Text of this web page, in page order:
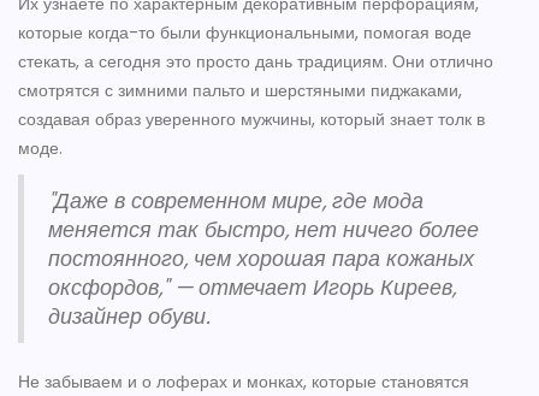
которые когда-то были функциональными, помогая воде
стекать, а сегодня это просто дань традициям. Они отлично
смотрятся с зимними пальто и шерстяными пиджаками,
создавая образ уверенного мужчины, который знает толк в
моде.
"Даже в современном мире, где мода
меняется так быстро, нет ничего более
постоянного, чем хорошая пара кожаных
оксфордов," — отмечает Игорь Киреев,
дизайнер обуви.
Не забываем и о лоферах и монках, которые становятся